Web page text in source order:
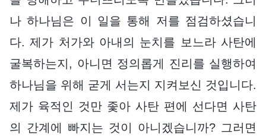
나 하나님은 이 일을 통해 저를 점검하셨습니
다. 제가 처가와 아내의 눈치를 보느라 사탄에
굴복하는지, 아니면 정의롭게 진리를 실행하여
하나님을 위해 굳게 서는지 지켜보신 것입니다.
제가 육적인 것만 좇아 사탄 편에 선다면 사탄
의 간계에 빠지는 것이 아니겠습니까? 그러면